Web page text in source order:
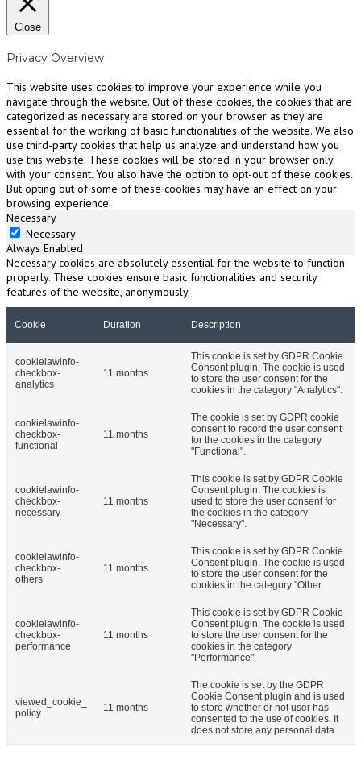
Close
Privacy Overview
This website uses cookies to improve your experience while you
navigate through the website. Out of these cookies, the cookies that are
categorized as necessary are stored on your browser as they are
essential for the working of basic functionalities of the website. We also
use third-party cookies that help us analyze and understand how you
use this website. These cookies will be stored in your browser only
with your consent. You also have the option to opt-out of these cookies.
But opting out of some of these cookies may have an effect on your
browsing experience.
Necessary
Necessary
Always Enabled
Necessary cookies are absolutely essential for the website to function
properly. These cookies ensure basic functionalities and security
features of the website, anonymously.
Cookie Duration Description
cookielawinfo-
checkbox-
analytics
11 months
This cookie is set by GDPR Cookie
Consent plugin. The cookie is used
to store the user consent for the
cookies in the category "Analytics".
cookielawinfo-
checkbox-
functional
11 months
The cookie is set by GDPR cookie
consent to record the user consent
for the cookies in the category
"Functional".
cookielawinfo-
checkbox-
necessary
11 months
This cookie is set by GDPR Cookie
Consent plugin. The cookies is
used to store the user consent for
the cookies in the category
"Necessary".
cookielawinfo-
checkbox-
others
11 months
This cookie is set by GDPR Cookie
Consent plugin. The cookie is used
to store the user consent for the
cookies in the category "Other.
cookielawinfo-
checkbox-
performance
11 months
This cookie is set by GDPR Cookie
Consent plugin. The cookie is used
to store the user consent for the
cookies in the category
"Performance".
viewed_cookie_
policy
11 months
The cookie is set by the GDPR
Cookie Consent plugin and is used
to store whether or not user has
consented to the use of cookies. It
does not store any personal data.